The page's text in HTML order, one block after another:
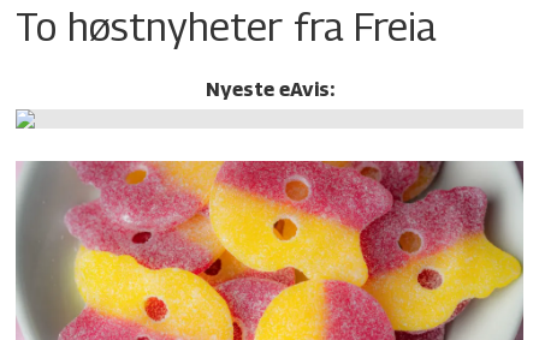
To høstnyheter fra Freia
Nyeste eAvis: